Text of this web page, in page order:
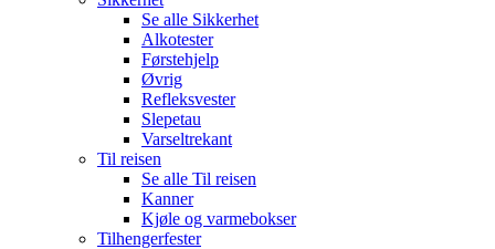
Se alle Sikkerhet
Alkotester
Førstehjelp
Øvrig
Refleksvester
Slepetau
Varseltrekant
Til reisen
Se alle Til reisen
Kanner
Kjøle og varmebokser
Tilhengerfester